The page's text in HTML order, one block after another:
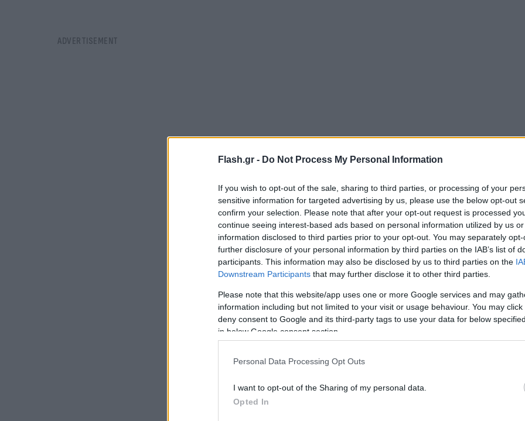
Flash.gr - Do Not Process My Personal Information
If you wish to opt-out of the sale, sharing to third parties, or processing of your
sensitive information for targeted advertising by us, please use the below opt-out
confirm your selection. Please note that after your opt-out request is processed
continue seeing interest-based ads based on personal information utilized by us
information disclosed to third parties prior to your opt-out. You may separately
further disclosure of your personal information by third parties on the IAB’s list of
participants. This information may also be disclosed by us to third parties on the
Downstream Participants that may further disclose it to other third parties.
Please note that this website/app uses one or more Google services and may
information including but not limited to your visit or usage behaviour. You may
deny consent to Google and its third-party tags to use your data for below
in below Google consent section.
Personal Data Processing Opt Outs
I want to opt-out of the Sharing of my personal data.
Opted In